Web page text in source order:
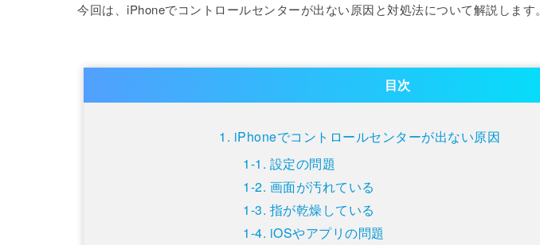
今回は、iPhoneでコントロールセンターが出ない原因と対処法について解説します。
目次
iPhoneでコントロールセンターが出ない原因
設定の問題
画面が汚れている
指が乾燥している
iOSやアプリの問題